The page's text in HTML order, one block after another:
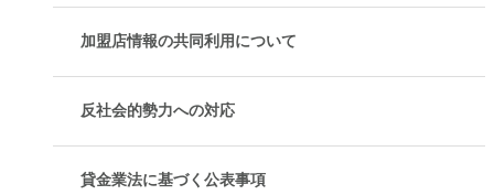
加盟店情報の共同利用について
反社会的勢力への対応
貸金業法に基づく公表事項